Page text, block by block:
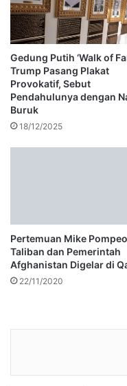
Gedung Putih ‘Walk of
Trump Pasang Plakat
Provokatif, Sebut
Pendahulunya dengan
Buruk
18/12/2025
Pertemuan Mike
Taliban dan Pemerintah
Afghanistan Digelar di
22/11/2020